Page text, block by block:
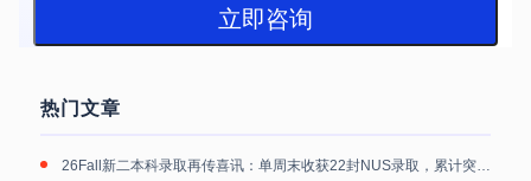
立即咨询
热门文章
26Fall新二本科录取再传喜讯：单周末收获22封NUS录取，累计突破40封